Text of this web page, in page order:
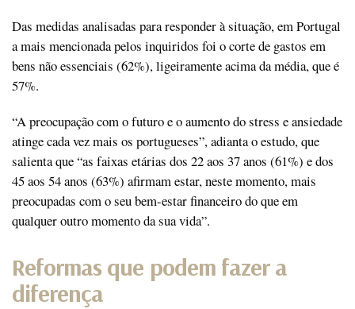
Das medidas analisadas para responder à situação, em Portugal
a mais mencionada pelos inquiridos foi o corte de gastos em
bens não essenciais (62%), ligeiramente acima da média, que é
57%.
“A preocupação com o futuro e o aumento do stress e ansiedade
atinge cada vez mais os portugueses”, adianta o estudo, que
salienta que “as faixas etárias dos 22 aos 37 anos (61%) e dos
45 aos 54 anos (63%) afirmam estar, neste momento, mais
preocupadas com o seu bem-estar financeiro do que em
qualquer outro momento da sua vida”.
Reformas que podem fazer a
diferença